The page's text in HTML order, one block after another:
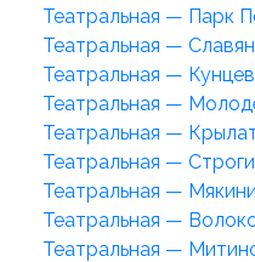
Театральная — Парк
Театральная —
Театральная —
Театральная —
Театральная —
Театральная —
Театральная —
Театральная —
Театральная —